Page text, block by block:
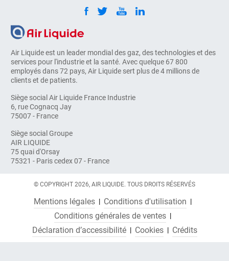
Air Liquide est un leader mondial des gaz, des technologies et des
services pour l'industrie et la santé. Avec quelque 67 800
employés dans 72 pays, Air Liquide sert plus de 4 millions de
clients et de patients.
Siège social Air Liquide France Industrie
6, rue Cognacq Jay
75007 - France
Siège social Groupe
AIR LIQUIDE
75 quai d'Orsay
75321 - Paris cedex 07 - France
© COPYRIGHT 2026, AIR LIQUIDE. TOUS DROITS RÉSERVÉS
Mentions légales
Conditions d'utilisation
Conditions générales de ventes
Déclaration d’accessibilité
Cookies Crédits